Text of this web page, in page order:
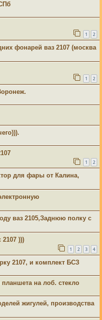
1 2
фонарей ваз 2107 (москва
1 2
1 2
для фары от Калина,
ваз 2105,Заднюю полку с
)))
1 2 3 4
2107, и комплект БСЗ
на лоб. стекло
жигулей, производства